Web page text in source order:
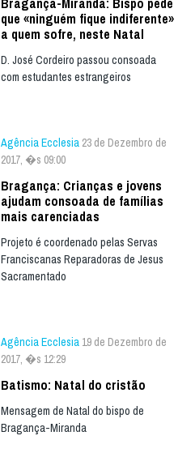
que «ninguém fique indiferente»
a quem sofre, neste Natal
D. José Cordeiro passou consoada
com estudantes estrangeiros
Agência Ecclesia 23 de Dezembro de
2017, �s 09:00
Bragança: Crianças e jovens
ajudam consoada de famílias
mais carenciadas
Projeto é coordenado pelas Servas
Franciscanas Reparadoras de Jesus
Sacramentado
Agência Ecclesia 19 de Dezembro de
2017, �s 12:29
Batismo: Natal do cristão
Mensagem de Natal do bispo de
Bragança-Miranda